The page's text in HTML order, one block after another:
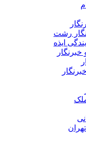
رشت
ایذه